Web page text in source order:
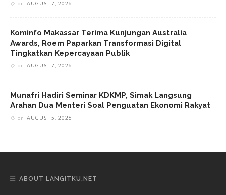
on AUGUST 7, 2026
Kominfo Makassar Terima Kunjungan Australia
Awards, Roem Paparkan Transformasi Digital
Tingkatkan Kepercayaan Publik
on AUGUST 7, 2026
Munafri Hadiri Seminar KDKMP, Simak Langsung
Arahan Dua Menteri Soal Penguatan Ekonomi Rakyat
on AUGUST 5, 2026
ABOUT LANGITKU.NET